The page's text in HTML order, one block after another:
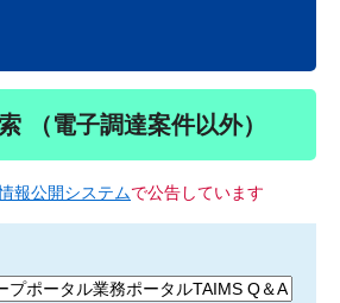
（電子調達案件以外）
報公開システムで公告しています